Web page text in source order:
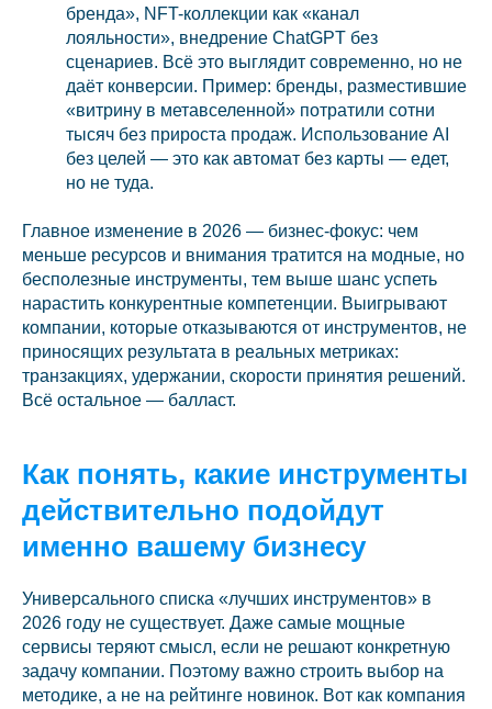
бренда», NFT-коллекции как «канал
лояльности», внедрение ChatGPT без
сценариев. Всё это выглядит современно, но не
даёт конверсии. Пример: бренды, разместившие
«витрину в метавселенной» потратили сотни
тысяч без прироста продаж. Использование AI
без целей — это как автомат без карты — едет,
но не туда.
Главное изменение в 2026 — бизнес-фокус: чем
меньше ресурсов и внимания тратится на модные, но
бесполезные инструменты, тем выше шанс успеть
нарастить конкурентные компетенции. Выигрывают
компании, которые отказываются от инструментов, не
приносящих результата в реальных метриках:
транзакциях, удержании, скорости принятия решений.
Всё остальное — балласт.
Как понять, какие инструменты
действительно подойдут
именно вашему бизнесу
Универсального списка «лучших инструментов» в
2026 году не существует. Даже самые мощные
сервисы теряют смысл, если не решают конкретную
задачу компании. Поэтому важно строить выбор на
методике, а не на рейтинге новинок. Вот как компания